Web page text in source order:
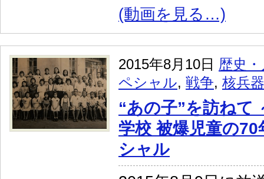
(動画を見る…)
2015年8月10日 歴史
ペシャル, 戦争, 核兵器
“あの子”を訪ねて
学校 被爆児童の
シャル